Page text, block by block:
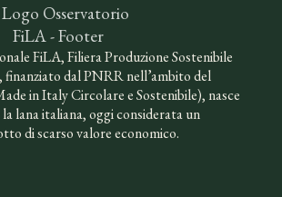
FiLA, Filiera Produzione Sostenibile
dal PNRR nell’ambito del
in Italy Circolare e Sostenibile), nasce
lana italiana, oggi considerata un
di scarso valore economico.